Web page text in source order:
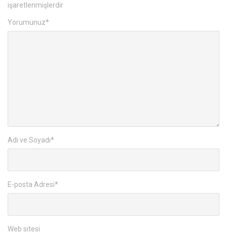
işaretlenmişlerdir
Yorumunuz*
Adı ve Soyadı*
E-posta Adresi*
Web sitesi